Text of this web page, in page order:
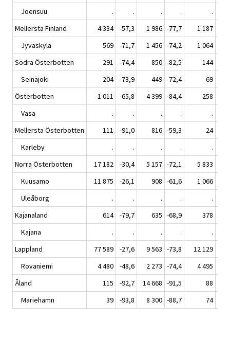
Joensuu . . . .
.
Mellersta Finland
4 334 -57,3 1 986 -77,7 1 187
Jyväskylä
569 -71,7 1 456 -74,2 1 064
Södra Österbotten
291 -74,4 850 -82,5 144
Seinäjoki
204 -73,9 449 -72,4 69
Österbotten
1 011 -65,8 4 399 -84,4 258
Vasa
. . . .
.
Mellersta Österbotten
111 -91,0 816 -59,3 24
Karleby
. . . .
.
Norra Österbotten
17 182 -30,4 5 157 -72,1 5 833
Kuusamo
11 875 -26,1 908 -61,6 1 066
Uleåborg
. . . .
.
Kajanaland
614 -79,7 635 -68,9 378
Kajana
. . . .
.
Lappland
77 589 -27,6 9 563 -73,8 12 129
Rovaniemi
4 480 -48,6 2 273 -74,4 4 495
Åland
115 -92,7 14 668 -91,5 88
Mariehamn
39 -93,8 8 300 -88,7 74